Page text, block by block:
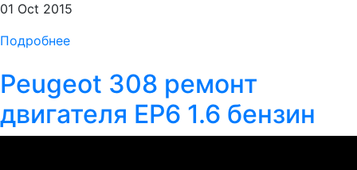
01 Oct 2015
Подробнее
Peugeot 308 ремонт
двигателя EP6 1.6 бензин